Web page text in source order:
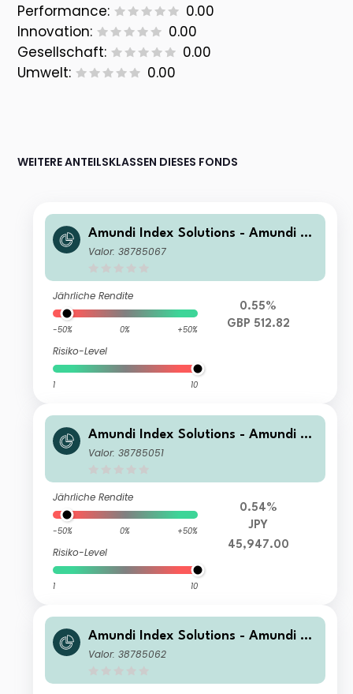
Performance:
0.00
Innovation:
0.00
Gesellschaft:
0.00
Umwelt:
0.00
WEITERE ANTEILSKLASSEN DIESES FONDS
Amundi Index Solutions - Amundi JP
X-Nikkei 400 UCITS ETF-C GBP Hed
Valor: 38785067
Jährliche Rendite
-50% 0% +50%
Risiko-Level
1 10
0.55%
GBP 512.82
Amundi Index Solutions - Amundi JP
X-Nikkei 400 UCITS ETF-C JPY
Valor: 38785051
Jährliche Rendite
-50% 0% +50%
Risiko-Level
1 10
0.54%
JPY
45,947.00
Amundi Index Solutions - Amundi JP
X-Nikkei 400 UCITS ETF-C USD Hed
Valor: 38785062